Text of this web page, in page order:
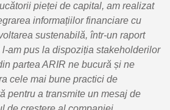
pieței de capital, am realizat
informațiilor financiare cu
sustenabilă, într-un raport
am pus la dispoziția stakeholderilor
partea ARIR ne bucură și ne
cele mai bune practici de
pentru a transmite un mesaj de